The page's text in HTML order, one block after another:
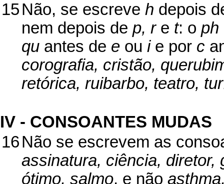
15Não, se escreve h depois
nem depois de p, re t: o ph
qu antes de e ou ie por c
corografia, cristão,
retórica, ruibarbo, teatro,
IV - CONSOANTES MUDAS
16Não se escrevem as
assinatura, ciência, diretor,
ótimo, salmo, e não